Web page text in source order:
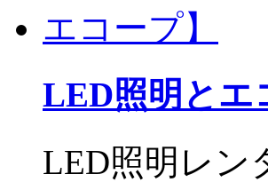
LED照明とエ
LED照明レン